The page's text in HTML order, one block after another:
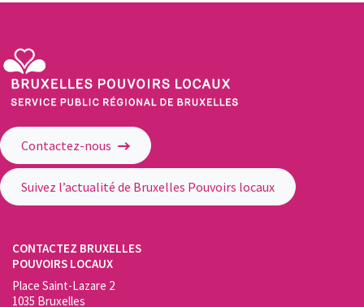
Contactez-nous
Suivez l’actualité de Bruxelles Pouvoirs locaux
CONTACTEZ BRUXELLES
POUVOIRS LOCAUX
Place Saint-Lazare 2
1035 Bruxelles